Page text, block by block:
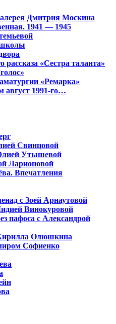
Дмитрия Москина
1941 — 1945
школы
рассказа «Сестра таланта»
«Ремарка»
1991-го…
Свинцовой
Утышевой
Ларионовой
Впечатления
с Зоей Арнаутовой
Винокуровой
пафоса с Александрой
Олюшкина
Софиенко